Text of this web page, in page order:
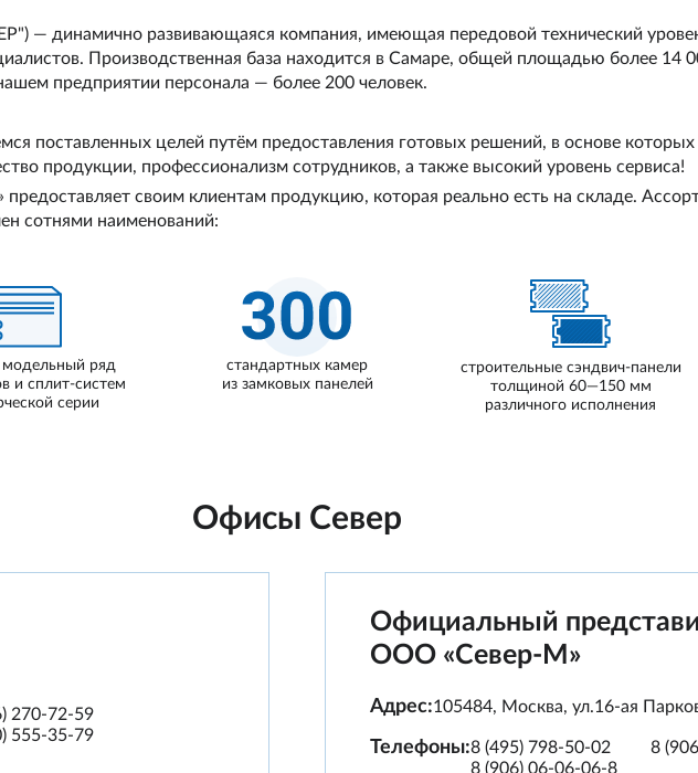
динамично развивающаяся компания, имеющая передовой технический
Производственная база находится в Самаре, общей площадью более 14
предприятии персонала — более 200 человек.
поставленных целей путём предоставления готовых решений, в основе
продукции, профессионализм сотрудников, а также высокий уровень сервиса!
своим клиентам продукцию, которая реально есть на складе.
сотнями наименований:
ряд
и сплит-систем
серии
стандартных камер
из замковых панелей
строительные сэндвич-панели
толщиной 60—150 мм
различного исполнения
Офисы Север
270-72-59
555-35-79
Официальный
ООО «Север-М»
Адрес:105484, Москва, ул.16-ая
Телефоны:8 (495) 798-50-02
8
8 (906) 06-06-06-8